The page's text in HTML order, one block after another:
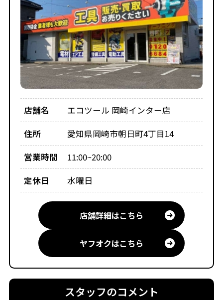
店舗名
エコツール 岡崎インター店
住所
愛知県岡崎市朝日町4丁目14
営業時間
11:00~20:00
定休日
水曜日
店舗詳細はこちら
ヤフオクはこちら
スタッフのコメント